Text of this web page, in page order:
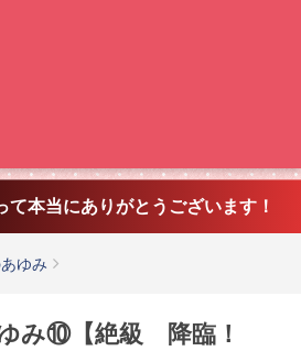
て本当にありがとうございます！
ゆみ
ゆみ⑩【絶級 降臨！